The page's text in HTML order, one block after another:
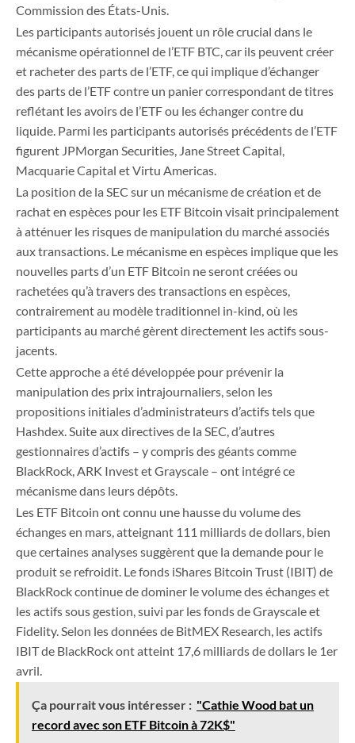
Commission des États-Unis.
Les participants autorisés jouent un rôle crucial dans le
mécanisme opérationnel de l’ETF BTC, car ils peuvent créer
et racheter des parts de l’ETF, ce qui implique d’échanger
des parts de l’ETF contre un panier correspondant de titres
reflétant les avoirs de l’ETF ou les échanger contre du
liquide. Parmi les participants autorisés précédents de l’ETF
figurent JPMorgan Securities, Jane Street Capital,
Macquarie Capital et Virtu Americas.
La position de la SEC sur un mécanisme de création et de
rachat en espèces pour les ETF Bitcoin visait principalement
à atténuer les risques de manipulation du marché associés
aux transactions. Le mécanisme en espèces implique que les
nouvelles parts d’un ETF Bitcoin ne seront créées ou
rachetées qu’à travers des transactions en espèces,
contrairement au modèle traditionnel in-kind, où les
participants au marché gèrent directement les actifs sous-
jacents.
Cette approche a été développée pour prévenir la
manipulation des prix intrajournaliers, selon les
propositions initiales d’administrateurs d’actifs tels que
Hashdex. Suite aux directives de la SEC, d’autres
gestionnaires d’actifs – y compris des géants comme
BlackRock, ARK Invest et Grayscale – ont intégré ce
mécanisme dans leurs dépôts.
Les ETF Bitcoin ont connu une hausse du volume des
échanges en mars, atteignant 111 milliards de dollars, bien
que certaines analyses suggèrent que la demande pour le
produit se refroidit. Le fonds iShares Bitcoin Trust (IBIT) de
BlackRock continue de dominer le volume des échanges et
les actifs sous gestion, suivi par les fonds de Grayscale et
Fidelity. Selon les données de BitMEX Research, les actifs
IBIT de BlackRock ont atteint 17,6 milliards de dollars le 1er
avril.
Ça pourrait vous intéresser : "Cathie Wood bat un
record avec son ETF Bitcoin à 72K$"